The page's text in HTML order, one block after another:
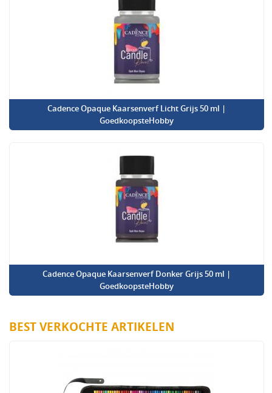
Cadence Opaque Kaarsenverf Licht Grijs 50 ml |
GoedkoopsteHobby
Cadence Opaque Kaarsenverf Donker Grijs 50 ml |
GoedkoopsteHobby
BEST VERKOCHTE ARTIKELEN